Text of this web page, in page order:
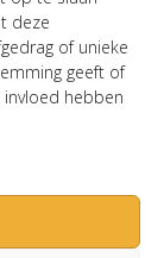
deze
of unieke
geeft of
hebben